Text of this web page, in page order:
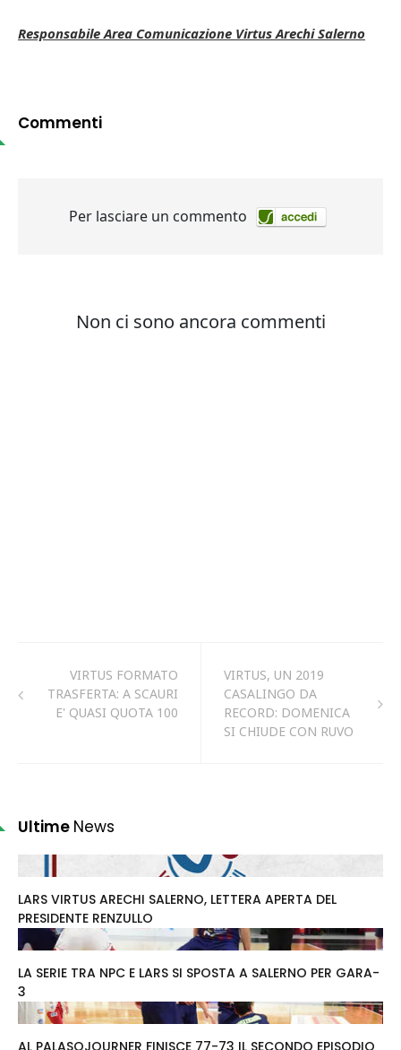
Responsabile Area Comunicazione Virtus Arechi Salerno
Commenti
VIRTUS FORMATO
TRASFERTA: A SCAURI
E' QUASI QUOTA 100
VIRTUS, UN 2019
CASALINGO DA
RECORD: DOMENICA
SI CHIUDE CON RUVO
Ultime News
LARS VIRTUS ARECHI SALERNO, LETTERA APERTA DEL
PRESIDENTE RENZULLO
LA SERIE TRA NPC E LARS SI SPOSTA A SALERNO PER GARA-
3